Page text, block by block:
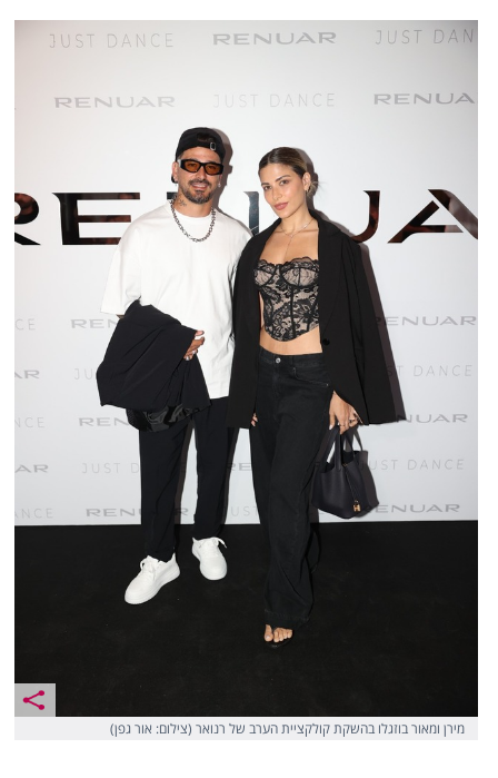
מירן ומאור בוזגלו בהשקת קולקציית הערב של רנואר (צילום: אור גפן)